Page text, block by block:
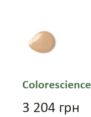
Colorescience
3 204 грн